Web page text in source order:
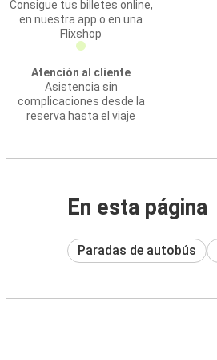
Consigue tus billetes online,
en nuestra app o en una
Flixshop
Atención al cliente
Asistencia sin
complicaciones desde la
reserva hasta el viaje
En esta página
Paradas de autobús